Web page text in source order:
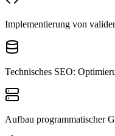
Implementierung von
Technisches SEO:
Aufbau programmatischer